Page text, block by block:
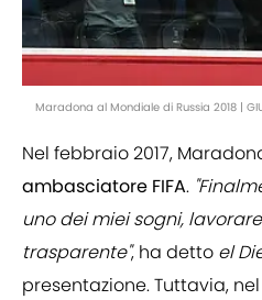
Maradona al Mondiale di Russia 2018 |
Nel febbraio 2017,
ambasciatore FIFA.
uno dei miei sogni,
trasparente", ha detto el
presentazione. Tuttavia,